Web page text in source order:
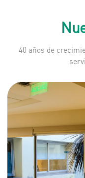
40 años de